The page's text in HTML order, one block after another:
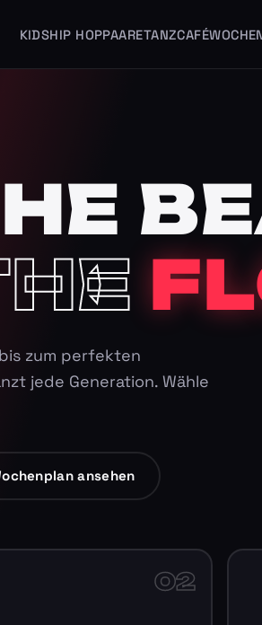
KIDSHIP HOPPAARETANZCAFÉ
zum perfekten
jede Generation. Wähle
ansehen
02